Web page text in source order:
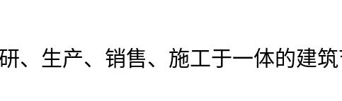
、生产、销售、施工于一体的建